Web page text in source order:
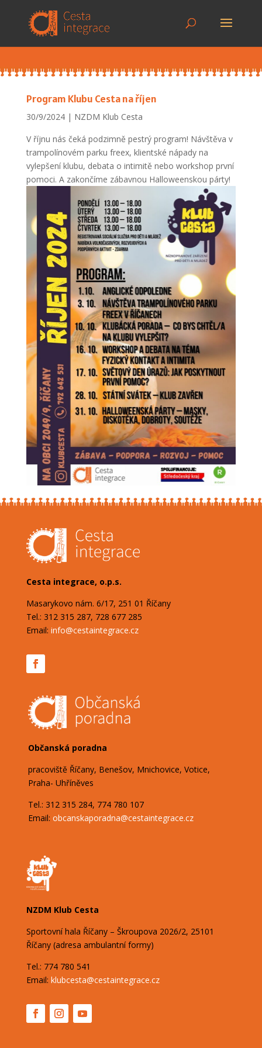
Program Klubu Cesta na říjen
30/9/2024
NZDM Klub Cesta
V říjnu nás čeká podzimně pestrý program! Návštěva v
trampolínovém parku freex, klientské nápady na
vylepšení klubu, debata o intimitě nebo workshop první
pomoci. A zakončíme zábavnou Halloweenskou párty!
Cesta integrace, o.p.s.
Masarykovo nám. 6/17, 251 01 Říčany
Tel.: 312 315 287, 728 677 285
Email: info@cestaintegrace.cz
Občanská poradna
pracoviště Říčany, Benešov, Mnichovice, Votice,
Praha- Uhříněves
Tel.: 312 315 284, 774 780 107
Email: obcanskaporadna@cestaintegrace.cz
NZDM Klub Cesta
Sportovní hala Říčany – Škroupova 2026/2, 25101
Říčany (adresa ambulantní formy)
Tel.: 774 780 541
Email: klubcesta@cestaintegrace.cz